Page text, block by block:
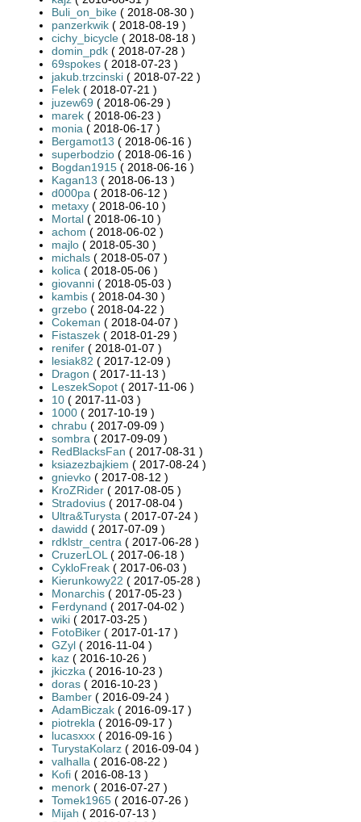
Buli_on_bike ( 2018-08-30 )
panzerkwik ( 2018-08-19 )
cichy_bicycle ( 2018-08-18 )
domin_pdk ( 2018-07-28 )
69spokes ( 2018-07-23 )
jakub.trzcinski ( 2018-07-22 )
Felek ( 2018-07-21 )
juzew69 ( 2018-06-29 )
marek ( 2018-06-23 )
monia ( 2018-06-17 )
Bergamot13 ( 2018-06-16 )
superbodzio ( 2018-06-16 )
Bogdan1915 ( 2018-06-16 )
Kagan13 ( 2018-06-13 )
d000pa ( 2018-06-12 )
metaxy ( 2018-06-10 )
Mortal ( 2018-06-10 )
achom ( 2018-06-02 )
majlo ( 2018-05-30 )
michals ( 2018-05-07 )
kolica ( 2018-05-06 )
giovanni ( 2018-05-03 )
kambis ( 2018-04-30 )
grzebo ( 2018-04-22 )
Cokeman ( 2018-04-07 )
Fistaszek ( 2018-01-29 )
renifer ( 2018-01-07 )
lesiak82 ( 2017-12-09 )
Dragon ( 2017-11-13 )
LeszekSopot ( 2017-11-06 )
10 ( 2017-11-03 )
1000 ( 2017-10-19 )
chrabu ( 2017-09-09 )
sombra ( 2017-09-09 )
RedBlacksFan ( 2017-08-31 )
ksiazezbajkiem ( 2017-08-24 )
gnievko ( 2017-08-12 )
KroZRider ( 2017-08-05 )
Stradovius ( 2017-08-04 )
Ultra&Turysta ( 2017-07-24 )
dawidd ( 2017-07-09 )
rdklstr_centra ( 2017-06-28 )
CruzerLOL ( 2017-06-18 )
CykloFreak ( 2017-06-03 )
Kierunkowy22 ( 2017-05-28 )
Monarchis ( 2017-05-23 )
Ferdynand ( 2017-04-02 )
wiki ( 2017-03-25 )
FotoBiker ( 2017-01-17 )
GZyl ( 2016-11-04 )
kaz ( 2016-10-26 )
jkiczka ( 2016-10-23 )
doras ( 2016-10-23 )
Bamber ( 2016-09-24 )
AdamBiczak ( 2016-09-17 )
piotrekla ( 2016-09-17 )
lucasxxx ( 2016-09-16 )
TurystaKolarz ( 2016-09-04 )
valhalla ( 2016-08-22 )
Kofi ( 2016-08-13 )
menork ( 2016-07-27 )
Tomek1965 ( 2016-07-26 )
Mijah ( 2016-07-13 )